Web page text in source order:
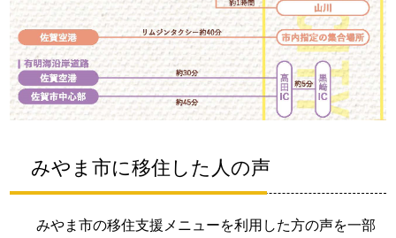
みやま市に移住した人の声
みやま市の移住支援メニューを利用した方の声を一部